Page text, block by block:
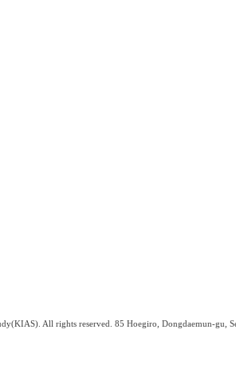
All rights reserved. 85 Hoegiro, Dongdaemun-gu,